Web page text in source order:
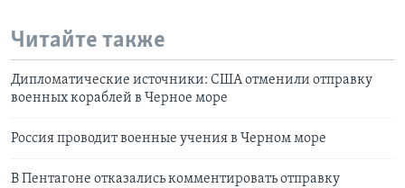
Читайте также
Дипломатические источники: CША отменили отправку
военных кораблей в Черное море
Россия проводит военные учения в Черном море
В Пентагоне отказались комментировать отправку